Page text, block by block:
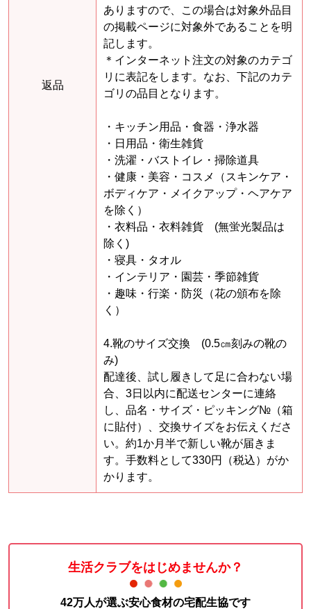
返品
ありますので、この場合は対象外品目
の掲載ページに対象外であることを明
記します。
＊インターネット注文の対象のカテゴ
リに表記をします。なお、下記のカテ
ゴリの品目となります。
・キッチン用品・食器・浄水器
・日用品・衛生雑貨
・洗濯・バストイレ・掃除道具
・健康・美容・コスメ（スキンケア・
ボディケア・メイクアップ・ヘアケア
を除く）
・衣料品・衣料雑貨 (無蛍光製品は
除く)
・寝具・タオル
・インテリア・園芸・季節雑貨
・趣味・行楽・防災（花の頒布を除
く）
4.靴のサイズ交換 (0.5㎝刻みの靴の
み)
配達後、試し履きして足に合わない場
合、3日以内に配送センターに連絡
し、品名・サイズ・ピッキング№（箱
に貼付）、交換サイズをお伝えくださ
い。約1か月半で新しい靴が届きま
す。手数料として330円（税込）がか
かります。
生活クラブをはじめませんか？
42万人が選ぶ安心食材の宅配生協です